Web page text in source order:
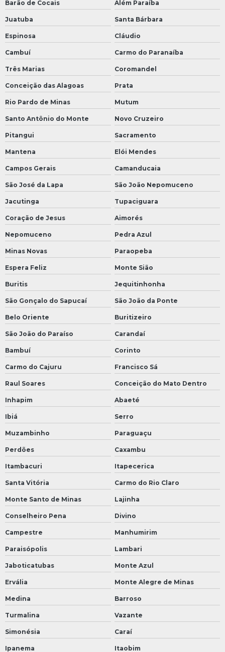
Barão de Cocais Além Paraíba
Juatuba Santa Bárbara
Espinosa Cláudio
Cambuí Carmo do Paranaíba
Três Marias Coromandel
Conceição das Alagoas Prata
Rio Pardo de Minas Mutum
Santo Antônio do Monte Novo Cruzeiro
Pitangui Sacramento
Mantena Elói Mendes
Campos Gerais Camanducaia
São José da Lapa São João Nepomuceno
Jacutinga Tupaciguara
Coração de Jesus Aimorés
Nepomuceno Pedra Azul
Minas Novas Paraopeba
Espera Feliz Monte Sião
Buritis Jequitinhonha
São Gonçalo do Sapucaí São João da Ponte
Belo Oriente Buritizeiro
São João do Paraíso Carandaí
Bambuí Corinto
Carmo do Cajuru Francisco Sá
Raul Soares Conceição do Mato Dentro
Inhapim Abaeté
Ibiá Serro
Muzambinho Paraguaçu
Perdões Caxambu
Itambacuri Itapecerica
Santa Vitória Carmo do Rio Claro
Monte Santo de Minas Lajinha
Conselheiro Pena Divino
Campestre Manhumirim
Paraisópolis Lambari
Jaboticatubas Monte Azul
Ervália Monte Alegre de Minas
Medina Barroso
Turmalina Vazante
Simonésia Caraí
Ipanema Itaobim